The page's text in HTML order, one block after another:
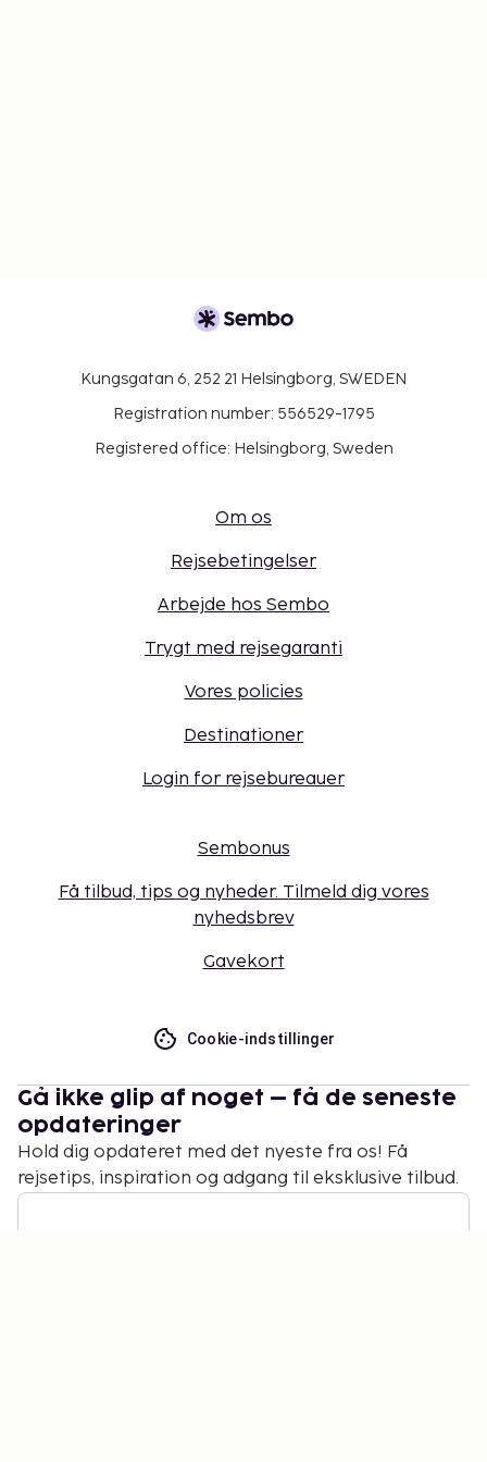
Kungsgatan 6, 252 21 Helsingborg, SWEDEN
Registration number: 556529-1795
Registered office: Helsingborg, Sweden
Om os
Rejsebetingelser
Arbejde hos Sembo
Trygt med rejsegaranti
Vores policies
Destinationer
Login for rejsebureauer
Sembonus
Få tilbud, tips og nyheder. Tilmeld dig vores
nyhedsbrev
Gavekort
Cookie-indstillinger
Gå ikke glip af noget – få de seneste
opdateringer
Hold dig opdateret med det nyeste fra os! Få
rejsetips, inspiration og adgang til eksklusive tilbud.